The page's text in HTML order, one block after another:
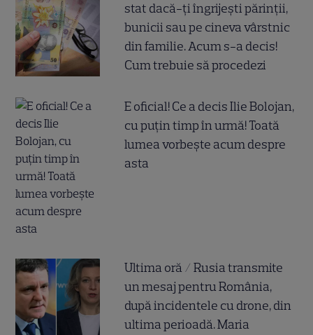
stat dacă-ți îngrijești părinții,
bunicii sau pe cineva vârstnic
din familie. Acum s-a decis!
Cum trebuie să procedezi
E oficial! Ce a decis Ilie Bolojan,
cu puțin timp în urmă! Toată
lumea vorbește acum despre
asta
Ultima oră / Rusia transmite
un mesaj pentru România,
după incidentele cu drone, din
ultima perioadă. Maria